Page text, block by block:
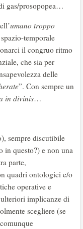
gas/prosopopea…
umano troppo
temporale
il congruo ritmo
che sia per
delle
”. Con sempre un
in divinis…
sempre discutibile
in questo?) e non una
parte,
quadri ontologici e/o
operative e
implicanze di
scegliere (se